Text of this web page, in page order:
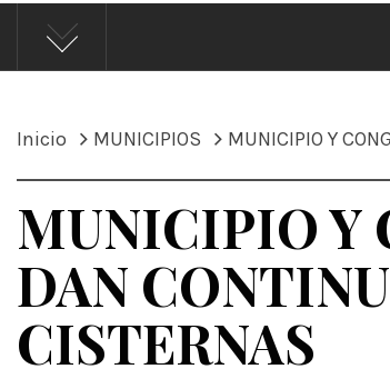
Inicio MUNICIPIOS MUNICIPIO Y
MUNICIPIO Y
DAN
CISTERNAS